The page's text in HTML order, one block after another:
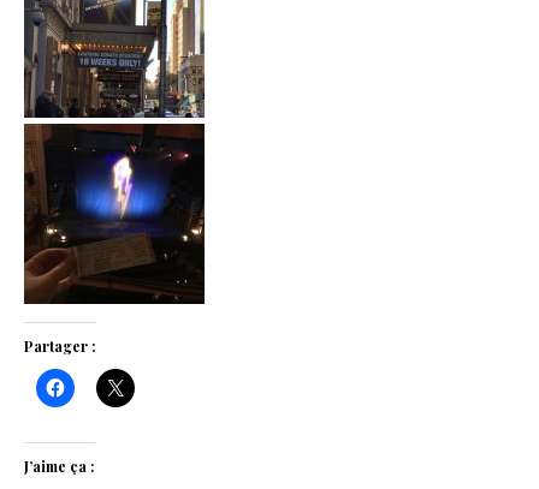
Partager :
J’aime ça :